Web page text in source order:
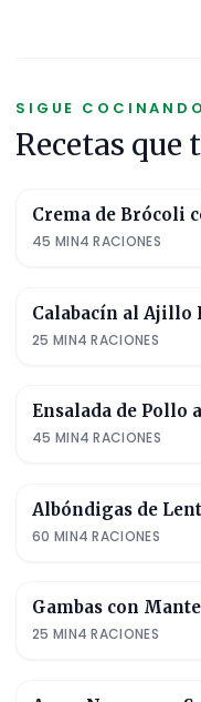
SIGUE COCINANDO
Recetas que
Crema de Brócoli
45 MIN4 RACIONES
Calabacín al Ajillo
25 MIN4 RACIONES
Ensalada de Pollo
45 MIN4 RACIONES
Albóndigas de
60 MIN4 RACIONES
Gambas con
25 MIN4 RACIONES